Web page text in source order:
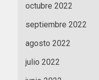
octubre 2022
septiembre 2022
agosto 2022
julio 2022